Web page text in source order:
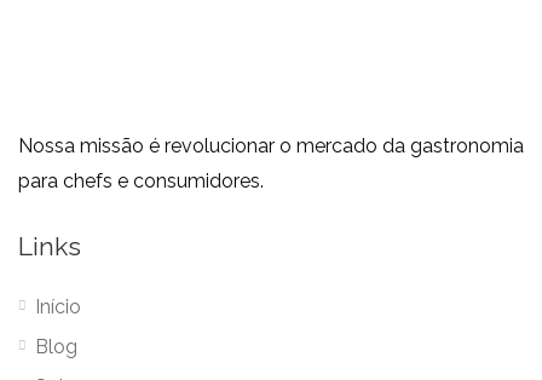
Nossa missão é revolucionar o mercado da gastronomia
para chefs e consumidores.
Links
Início
Blog